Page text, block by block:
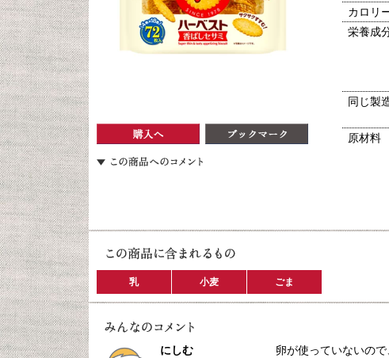
カロリ
栄養成
同じ製
原材料
乳 小麦 ごま
にしむ 卵が使っていないの